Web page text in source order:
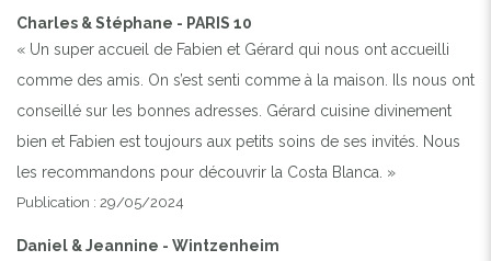
Charles & Stéphane - PARIS 10
« Un super accueil de Fabien et Gérard qui nous ont accueilli
comme des amis. On s’est senti comme à la maison. Ils nous ont
conseillé sur les bonnes adresses. Gérard cuisine divinement
bien et Fabien est toujours aux petits soins de ses invités. Nous
les recommandons pour découvrir la Costa Blanca. »
Publication : 29/05/2024
Daniel & Jeannine - Wintzenheim